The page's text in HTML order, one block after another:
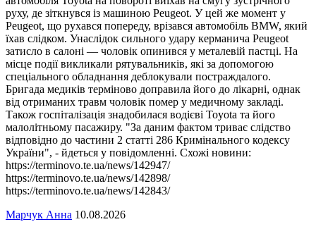
руху, де зіткнувся із машиною Peugeot. У цей же момент у
Peugeot, що рухався попереду, врізався автомобіль BMW, який
їхав слідком. Унаслідок сильного удару керманича Peugeot
затисло в салоні — чоловік опинився у металевій пастці. На
місце події викликали рятувальників, які за допомогою
спеціального обладнання деблокували постраждалого.
Бригада медиків терміново доправила його до лікарні, однак
від отриманих травм чоловік помер у медичному закладі.
Також госпіталізація знадобилася водієві Toyota та його
малолітньому пасажиру. "За даним фактом триває слідство
відповідно до частини 2 статті 286 Кримінального кодексу
України", - йдеться у повідомленні. Схожі новини:
https://terminovo.te.ua/news/142947/
https://terminovo.te.ua/news/142898/
https://terminovo.te.ua/news/142843/
Марчук Анна 10.08.2026